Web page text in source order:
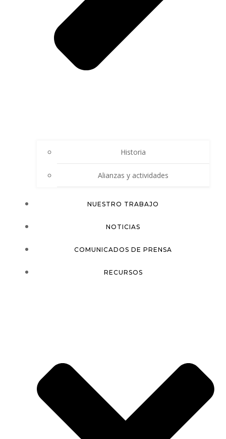
Historia
Alianzas y actividades
NUESTRO TRABAJO
NOTICIAS
COMUNICADOS DE PRENSA
RECURSOS